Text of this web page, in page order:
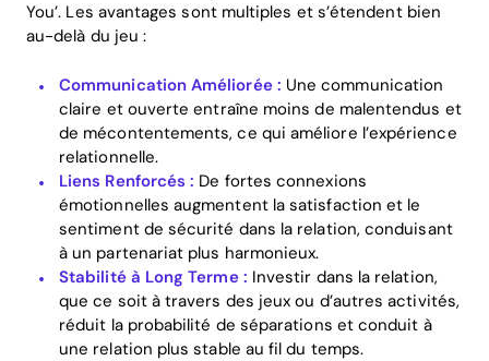
You’. Les avantages sont multiples et s’étendent bien
au-delà du jeu :
Communication Améliorée : Une communication
claire et ouverte entraîne moins de malentendus et
de mécontentements, ce qui améliore l’expérience
relationnelle.
Liens Renforcés : De fortes connexions
émotionnelles augmentent la satisfaction et le
sentiment de sécurité dans la relation, conduisant
à un partenariat plus harmonieux.
Stabilité à Long Terme : Investir dans la relation,
que ce soit à travers des jeux ou d’autres activités,
réduit la probabilité de séparations et conduit à
une relation plus stable au fil du temps.